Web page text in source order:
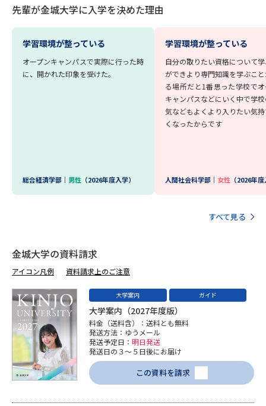
受験準備
志望校・出願校を調べる
受験スケジュールを立てよう
テレメール全国一斉進学調査
大学で学びたい学問発見
学問の教科書 夢ナビライブ
ユーザーサポート
Ｑ＆Ａ よくあるご質問 大学進学IDについて
先輩が金城大学に入学を決めた理由
学習環境が整っている
オープンキャンパスで実際に行った時
に、開かれた印象を受けた。
総合経済学部｜ 男性 （2026年度入学）
学習環境が整っている
自分の取りたい資格について
ができより専門知識を学ぶこ
る場所だと1番思った学校で
キャンパスなどにいく中で学
気などもよくより入りたい気
くなったからです
人間社会科学部｜ 女性 （2026年
すべて見る
金城大学の資料請求
アイコン凡例 資料請求上のご注意
大学案内 ガイド
大学案内（2027年度版）
料金（送料含）：送料とも無料
発送方法：ゆうメール
発送予定日： 明日発送
発送日の３～５日後にお届け
この資料を請求